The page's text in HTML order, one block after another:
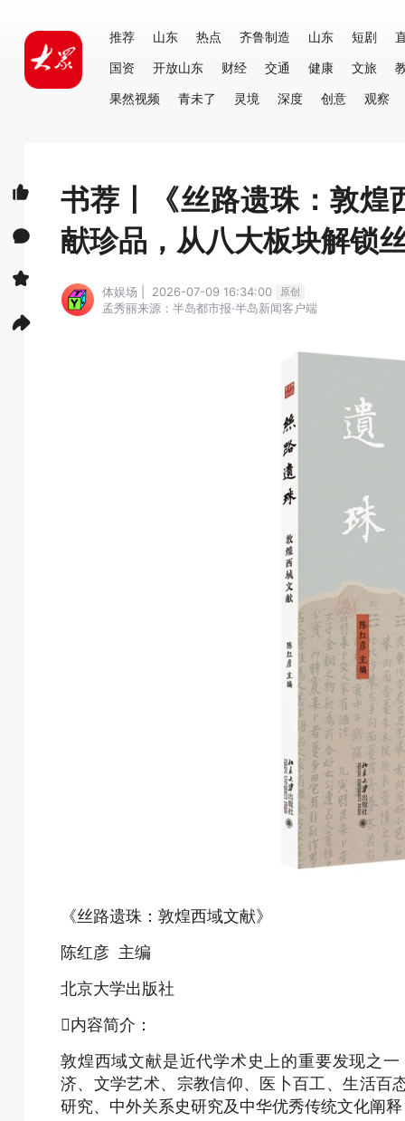
推荐 山东 热点 齐鲁制造 山东 短剧
国资
开放山东 财经 交通 健康 文旅
果然视频
青未了 灵境 深度 创意 观察
书荐丨《丝路遗珠：敦
献珍品，从八大板块解锁
体娱场 | 2026-07-09 16:34:00 原创
孟秀丽来源：半岛都市报·半岛新闻客户端
《丝路遗珠：敦煌西域文献》
陈红彦 主编
北京大学出版社
内容简介：
敦煌西域文献是近代学术史上的重要发现之
济、文学艺术、宗教信仰、医卜百工、生活百
研究、中外关系史研究及中华优秀传统文化阐